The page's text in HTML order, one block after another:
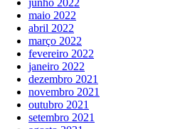
junho 2022
maio 2022
abril 2022
março 2022
fevereiro 2022
janeiro 2022
dezembro 2021
novembro 2021
outubro 2021
setembro 2021